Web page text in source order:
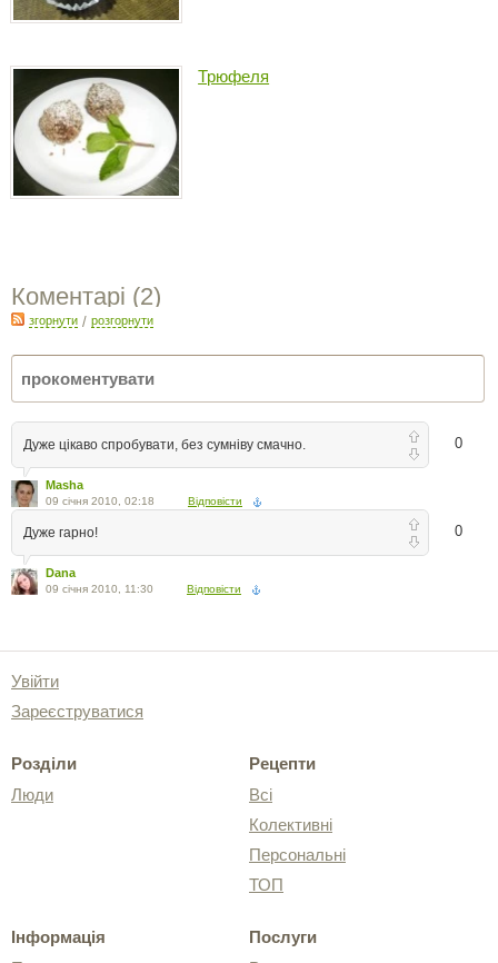
Трюфеля
Коментарі (2)
згорнути / розгорнути
0
Дуже цікаво спробувати, без сумніву смачно.
Masha
09 січня 2010, 02:18 Відповісти
0
Дуже гарно!
Dana
09 січня 2010, 11:30 Відповісти
Увійти
Зареєструватися
Розділи
Люди
Рецепти
Всі
Колективні
Персональні
ТОП
Інформація
Послуги